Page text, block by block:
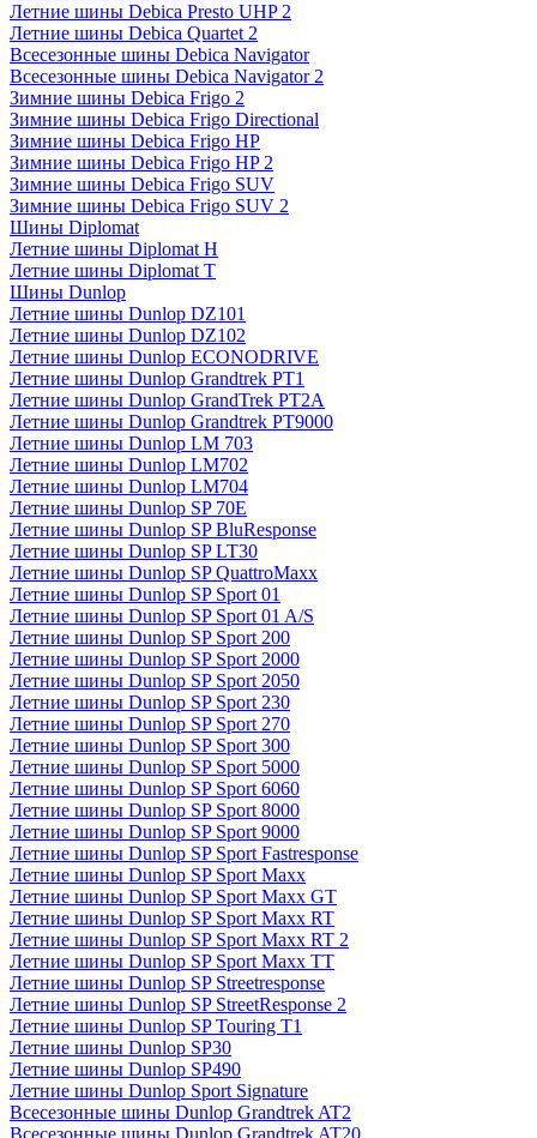
Летние шины Debica Presto UHP 2
Летние шины Debica Quartet 2
Всесезонные шины Debica Navigator
Всесезонные шины Debica Navigator 2
Зимние шины Debica Frigo 2
Зимние шины Debica Frigo Directional
Зимние шины Debica Frigo HP
Зимние шины Debica Frigo HP 2
Зимние шины Debica Frigo SUV
Зимние шины Debica Frigo SUV 2
Шины Diplomat
Летние шины Diplomat H
Летние шины Diplomat T
Шины Dunlop
Летние шины Dunlop DZ101
Летние шины Dunlop DZ102
Летние шины Dunlop ECONODRIVE
Летние шины Dunlop Grandtrek PT1
Летние шины Dunlop GrandTrek PT2A
Летние шины Dunlop Grandtrek PT9000
Летние шины Dunlop LM 703
Летние шины Dunlop LM702
Летние шины Dunlop LM704
Летние шины Dunlop SP 70E
Летние шины Dunlop SP BluResponse
Летние шины Dunlop SP LT30
Летние шины Dunlop SP QuattroMaxx
Летние шины Dunlop SP Sport 01
Летние шины Dunlop SP Sport 01 A/S
Летние шины Dunlop SP Sport 200
Летние шины Dunlop SP Sport 2000
Летние шины Dunlop SP Sport 2050
Летние шины Dunlop SP Sport 230
Летние шины Dunlop SP Sport 270
Летние шины Dunlop SP Sport 300
Летние шины Dunlop SP Sport 5000
Летние шины Dunlop SP Sport 6060
Летние шины Dunlop SP Sport 8000
Летние шины Dunlop SP Sport 9000
Летние шины Dunlop SP Sport Fastresponse
Летние шины Dunlop SP Sport Maxx
Летние шины Dunlop SP Sport Maxx GT
Летние шины Dunlop SP Sport Maxx RT
Летние шины Dunlop SP Sport Maxx RT 2
Летние шины Dunlop SP Sport Maxx TT
Летние шины Dunlop SP Streetresponse
Летние шины Dunlop SP StreetResponse 2
Летние шины Dunlop SP Touring T1
Летние шины Dunlop SP30
Летние шины Dunlop SP490
Летние шины Dunlop Sport Signature
Всесезонные шины Dunlop Grandtrek AT2
Всесезонные шины Dunlop Grandtrek AT20